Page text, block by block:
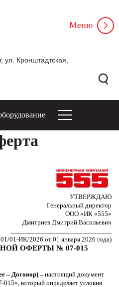
ул. Кронштадтская,
Меню
УТВЕРЖДАЮ
Генеральный директор
ООО «ИК «555»
Дмитриев Дмитрий Васильевич
01-ИК/2026 от 01 января 2026 года)
ОФЕРТЫ № 07-015
– Договор) – настоящий документ
который определяет условия